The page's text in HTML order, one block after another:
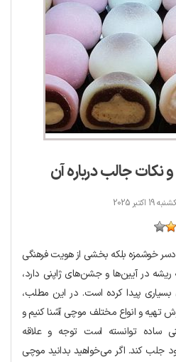
جالب درباره آن
اکتبر 2025
خوشمزه بلکه بخشی از هویت فرهنگی
در آیین‌ها و جشن‌های ژاپنی دارد،
بسیاری پیدا کرده است. در این مطلب،
تهیه و انواع مختلف موچی آشنا کنیم و
ساده توانسته است توجه و علاقه
جلب کند. اگر می‌خواهید بدانید موچی